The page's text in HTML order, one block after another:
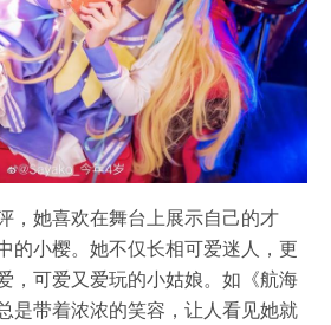
，她喜欢在舞台上展示自己的才
的小樱。她不仅长相可爱迷人，更
，可爱又爱玩的小姑娘。如《航海
是带着浓浓的笑容，让人看见她就